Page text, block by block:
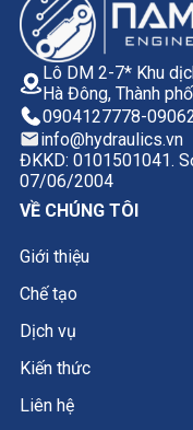
Lô DM 2-7* Khu
Hà Đông, Thành
0904127778-
info@hydraulics.vn
ĐKKD: 0101501041.
07/06/2004
VỀ CHÚNG TÔI
Giới thiệu
Chế tạo
Dịch vụ
Kiến thức
Liên hệ